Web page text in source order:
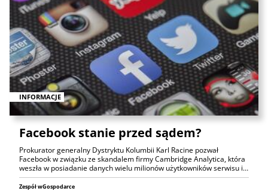
INFORMACJE
Facebook stanie przed sądem?
Prokurator generalny Dystryktu Kolumbii Karl Racine pozwał
Facebook w związku ze skandalem firmy Cambridge Analytica, która
weszła w posiadanie danych wielu milionów użytkowników serwisu i…
Zespół wGospodarce